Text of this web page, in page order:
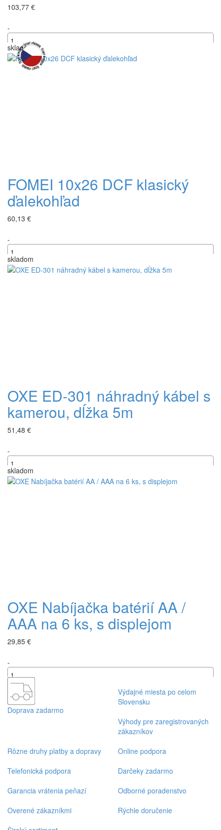
103,77 €
-
+
skladom
FOMEI 10x26 DCF klasický
ďalekohľad
60,13 €
-
+
skladom
OXE ED-301 náhradný kábel s
kamerou, dĺžka 5m
51,48 €
-
+
skladom
OXE Nabíjačka batérií AA /
AAA na 6 ks, s displejom
29,85 €
-
Doprava zadarmo
Výdajné miesta po celom
Slovensku
Výhody pre zaregistrovaných
zákazníkov
Rôzne druhy platby a dopravy
Online podpora
Telefonická podpora
Darčeky zadarmo
Garancia vrátenia peňazí
Odborné poradenstvo
Overené zákazníkmi
Rýchle doručenie